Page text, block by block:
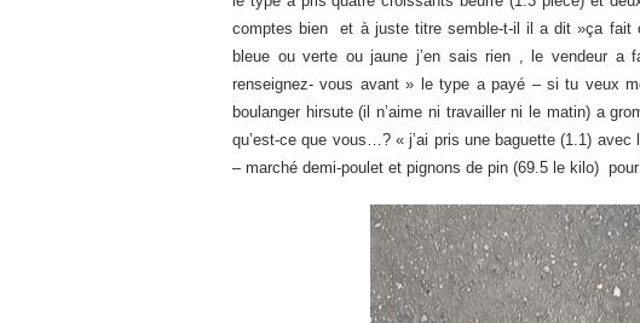
comptes bien et à juste titre semble-t-il il a dit »ça
bleue ou verte ou jaune j’en sais rien , le vendeur a
renseignez- vous avant » le type a payé – si tu veux
boulanger hirsute (il n’aime ni travailler ni le matin) a
qu’est-ce que vous…? « j’ai pris une baguette (1.1)
– marché demi-poulet et pignons de pin (69.5 le kilo)